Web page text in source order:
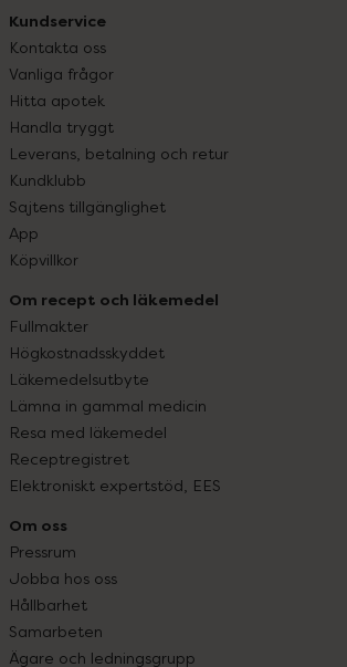
Kundservice
Kontakta oss
Vanliga frågor
Hitta apotek
Handla tryggt
Leverans, betalning och retur
Kundklubb
Sajtens tillgänglighet
App
Köpvillkor
Om recept och läkemedel
Fullmakter
Högkostnadsskyddet
Läkemedelsutbyte
Lämna in gammal medicin
Resa med läkemedel
Receptregistret
Elektroniskt expertstöd, EES
Om oss
Pressrum
Jobba hos oss
Hållbarhet
Samarbeten
Ägare och ledningsgrupp